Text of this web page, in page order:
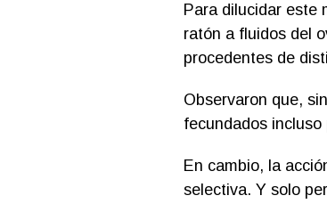
Para dilucidar este
ratón a fluidos del
procedentes de
Observaron que,
fecundados
En cambio, la
selectiva. Y solo